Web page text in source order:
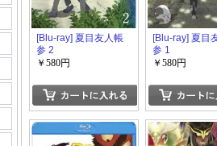
[Blu-ray] 夏目友人帳
参 2
￥580円
[Blu-ray] 夏目
参 1
￥580円